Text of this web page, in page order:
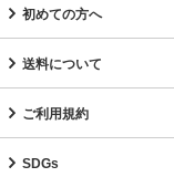
初めての方へ
送料について
ご利用規約
SDGs